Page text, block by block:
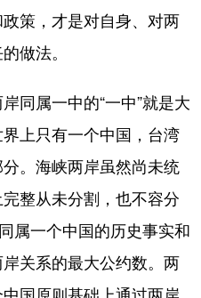
策，才是对自身、对两
做法。
属一中的“一中”就是大
上只有一个中国，台湾
。海峡两岸虽然尚未统
整从未分割，也不容分
属一个中国的历史事实和
关系的最大公约数。两
国原则基础上通过两岸